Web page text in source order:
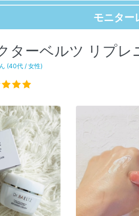
モニター
ターベルツ リプ
(40代 / 女性)